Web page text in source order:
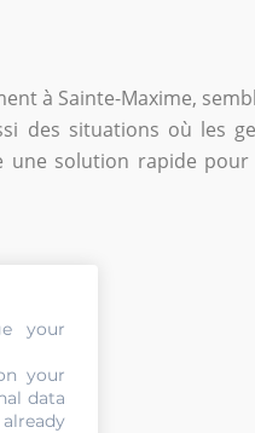
à Sainte-Maxime,
des situations où les
solution rapide pour
your
your
data